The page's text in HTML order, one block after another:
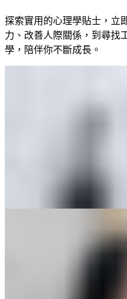
探索實用的心理學貼士，立
力、改善人際關係，到尋找
學，陪伴你不斷成長。